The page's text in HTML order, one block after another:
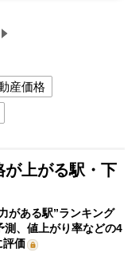
産価格
が上がる駅・下
がある駅”ランキング
測、値上がり率などの4
評価